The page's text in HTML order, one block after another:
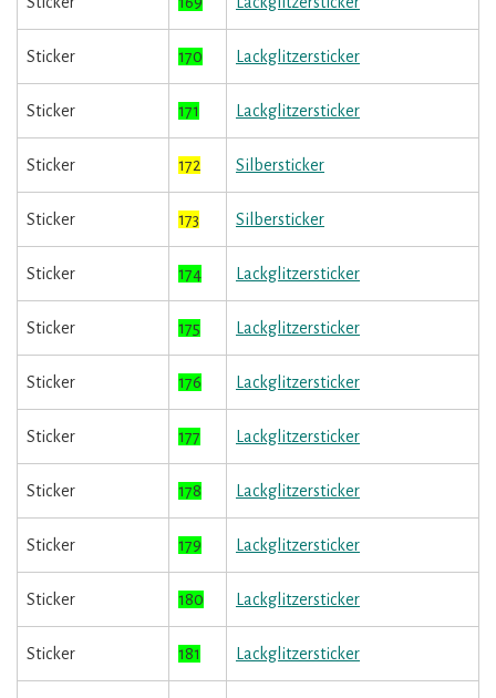
Sticker 170 Lackglitzersticker
Sticker 171 Lackglitzersticker
Sticker 172 Silbersticker
Sticker 173 Silbersticker
Sticker 174 Lackglitzersticker
Sticker 175 Lackglitzersticker
Sticker 176 Lackglitzersticker
Sticker 177 Lackglitzersticker
Sticker 178 Lackglitzersticker
Sticker 179 Lackglitzersticker
Sticker 180 Lackglitzersticker
Sticker 181 Lackglitzersticker